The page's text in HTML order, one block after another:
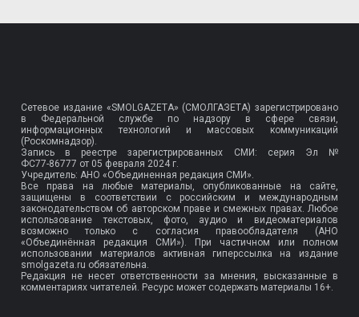
Сетевое издание «SMOLGAZETA» (СМОЛГАЗЕТА) зарегистрировано
в Федеральной службе по надзору в сфере связи,
информационных технологий и массовых коммуникаций
(Роскомнадзор).
Запись в реестре зарегистрированных СМИ: серия Эл №
ФС77-86777 от 05 февраля 2024 г.
Учредитель: АНО «Объединенная редакция СМИ».
Все права на любые материалы, опубликованные на сайте,
защищены в соответствии с российским и международным
законодательством об авторском праве и смежных правах. Любое
использование текстовых, фото, аудио и видеоматериалов
возможно только с согласия правообладателя (АНО
«Объединённая редакция СМИ»). При частичном или полном
использовании материалов активная гиперссылка на издание
smolgazeta.ru обязательна.
Редакция не несет ответственности за мнения, высказанные в
комментариях читателей. Ресурс может содержать материалы 16+.